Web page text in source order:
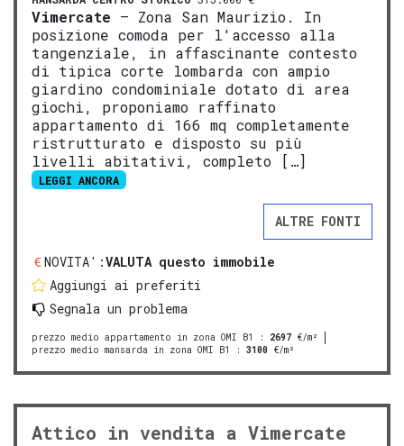
Vimercate – Zona San Maurizio. In
posizione comoda per l'accesso alla
tangenziale, in affascinante contesto
di tipica corte lombarda con ampio
giardino condominiale dotato di area
giochi, proponiamo raffinato
appartamento di 166 mq completamente
ristrutturato e disposto su più
livelli abitativi, completo […]
LEGGI ANCORA
ALTRE FONTI
NOVITA':VALUTA questo immobile
Aggiungi ai preferiti
Segnala un problema
prezzo medio appartamento in zona OMI B1 : 2697 €/m²
prezzo medio mansarda in zona OMI B1
: 3100 €/m²
Attico in vendita a Vimercate